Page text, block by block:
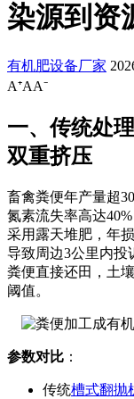
染源到资
有机肥设备厂家
A⁺AA⁻
一、传统处
双重挤压
畜禽粪便年产量超
氮素流失率高达
采用露天堆肥，年
导致周边3公里内投
粪便直接还田，土
阈值。
参数对比 ：
传统槽式翻抛